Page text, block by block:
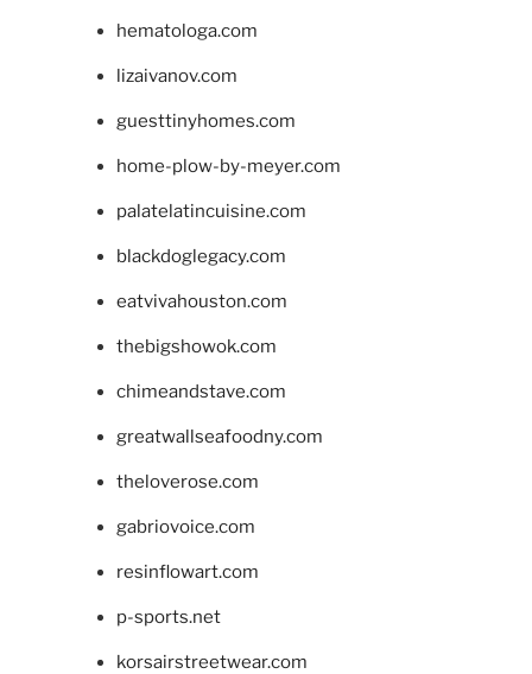
hematologa.com
lizaivanov.com
guesttinyhomes.com
home-plow-by-meyer.com
palatelatincuisine.com
blackdoglegacy.com
eatvivahouston.com
thebigshowok.com
chimeandstave.com
greatwallseafoodny.com
theloverose.com
gabriovoice.com
resinflowart.com
p-sports.net
korsairstreetwear.com